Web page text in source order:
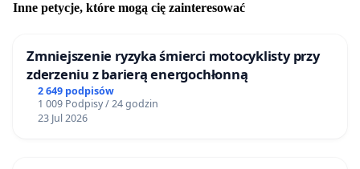
Inne petycje, które mogą cię zainteresować
Zmniejszenie ryzyka śmierci motocyklisty przy
zderzeniu z barierą energochłonną
2 649 podpisów
1 009 Podpisy / 24 godzin
23 Jul 2026